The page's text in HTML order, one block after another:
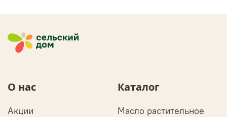
О нас
Акции
Каталог
Масло растительное